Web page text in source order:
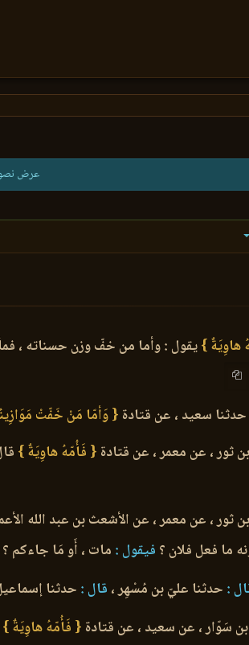
عرض
هاوِيَةٌ }يقول : وأما من خفّ وزن حسناته ،
حدثنا سعيد ، عن قتادة { وَأمّا مَنْ خَفّتْ
ثور ، عن معمر ، عن قتادة { فَأُمّهُ هاوِيَةٌ }
ثور ، عن معمر ، عن الأشعث بن عبد الله
ما فعل فلان ؟ فيقول : مات ، أَو مَا جاءكم ؟
: حدثنا عليّ بن مُسْهِر ، قال : حدثنا
سَوّار ، عن سعيد ، عن قتادة { فَأُمّهُ هاوِيَةٌ }